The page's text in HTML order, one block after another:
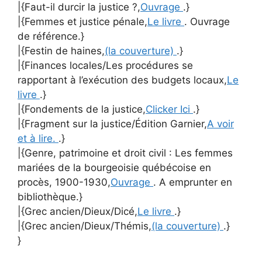
|{Faut-il durcir la justice ?,Ouvrage .}
|{Femmes et justice pénale,Le livre . Ouvrage
de référence.}
|{Festin de haines,(la couverture) .}
|{Finances locales/Les procédures se
rapportant à l’exécution des budgets locaux,Le
livre .}
|{Fondements de la justice,Clicker Ici .}
|{Fragment sur la justice/Édition Garnier,A voir
et à lire. .}
|{Genre, patrimoine et droit civil : Les femmes
mariées de la bourgeoisie québécoise en
procès, 1900-1930,Ouvrage . A emprunter en
bibliothèque.}
|{Grec ancien/Dieux/Dicé,Le livre .}
|{Grec ancien/Dieux/Thémis,(la couverture) .}
}